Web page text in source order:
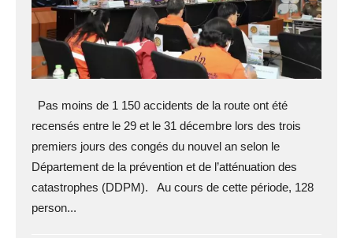
Pas moins de 1 150 accidents de la route ont été
recensés entre le 29 et le 31 décembre lors des trois
premiers jours des congés du nouvel an selon le
Département de la prévention et de l’atténuation des
catastrophes (DDPM). Au cours de cette période, 128
person...